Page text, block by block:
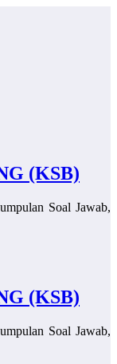
(KSB)
Soal Jawab,
(KSB)
Soal Jawab,